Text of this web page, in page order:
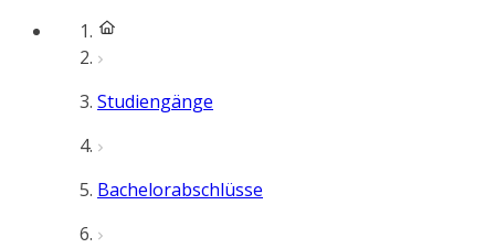
Studiengänge
Bachelorabschlüsse